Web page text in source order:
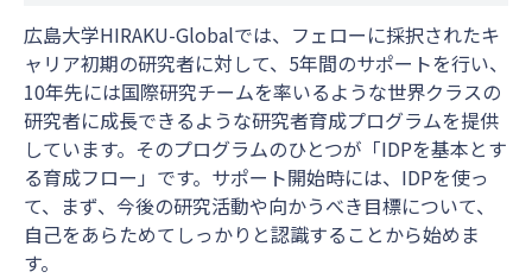
広島大学HIRAKU-Globalでは、フェローに採択されたキ
ャリア初期の研究者に対して、5年間のサポートを行い、
10年先には国際研究チームを率いるような世界クラスの
研究者に成長できるような研究者育成プログラムを提供
しています。そのプログラムのひとつが「IDPを基本とす
る育成フロー」です。サポート開始時には、IDPを使っ
て、まず、今後の研究活動や向かうべき目標について、
自己をあらためてしっかりと認識することから始めま
す。